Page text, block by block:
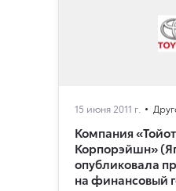
15 июня 2011 г.
Компания
Корпорэйшн»
опубликовала
на финансовый